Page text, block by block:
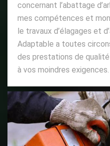
concernant l’abattage
mes compétences et
le travaux d’élagages et
Adaptable a toutes
des prestations de
à vos moindres exigences.